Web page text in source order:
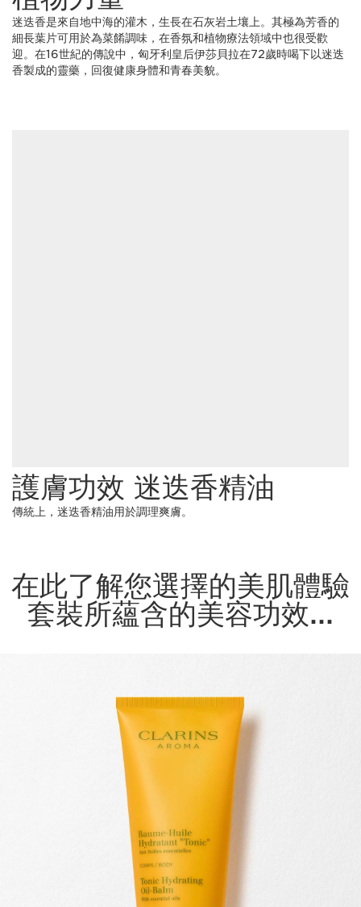
迷迭香是來自地中海的灌木，生長在石灰岩土壤上。其極為芳香的
細長葉片可用於為菜餚調味，在香氛和植物療法領域中也很受歡
迎。在16世紀的傳說中，匈牙利皇后伊莎貝拉在72歲時喝下以迷迭
香製成的靈藥，回復健康身體和青春美貌。
護膚功效 迷迭香精油
傳統上，迷迭香精油用於調理爽膚。
在此了解您選擇的美肌體驗
套裝所蘊含的美容功效...